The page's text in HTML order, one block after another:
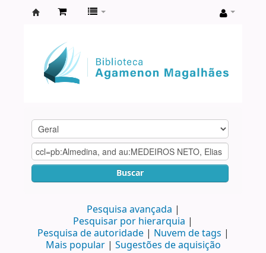
Agamenon
Magalhães
Buscar
Pesquisa avançada
Pesquisar por hierarquia
Pesquisa de autoridade
Nuvem de tags
Mais popular
Sugestões de aquisição